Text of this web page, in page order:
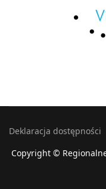
Deklaracja dostępności
Copyright ©